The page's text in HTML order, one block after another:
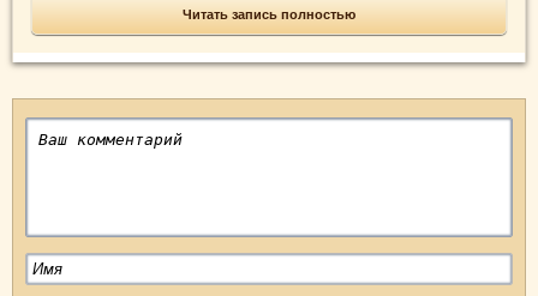
Читать запись полностью